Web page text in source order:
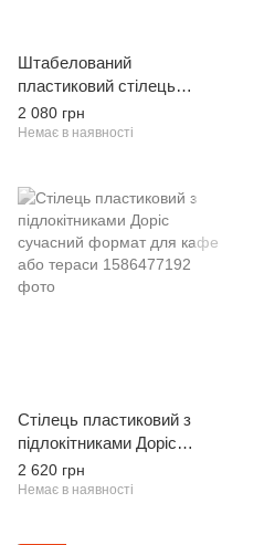
Штабелований
пластиковий стілець
Чіаварі з подушкою,
золотий
2 080 грн
Немає в наявності
Стілець пластиковий з
підлокітниками Доріс
сучасний формат для кафе
або тераси
2 620 грн
Немає в наявності